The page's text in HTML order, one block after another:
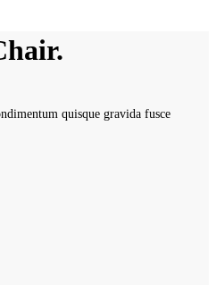
quisque gravida fusce